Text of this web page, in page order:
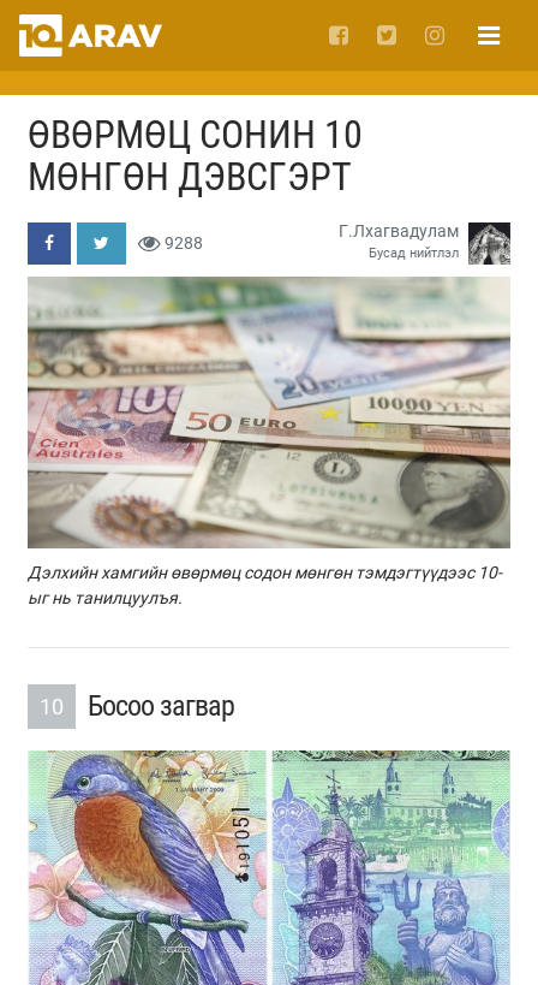
ӨВӨРМӨЦ СОНИН 10
МӨНГӨН ДЭВСГЭРТ
9288
Г.Лхагвадулам
Бусад нийтлэл
Дэлхийн хамгийн өвөрмөц содон мөнгөн тэмдэгтүүдээс 10-
ыг нь танилцуулъя.
10 Босоо загвар